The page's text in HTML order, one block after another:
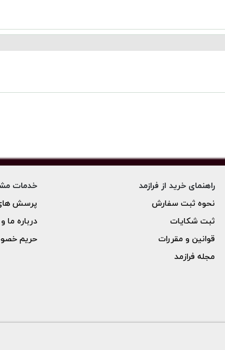
راهنمای خرید از فرازمد
نحوه ثبت سفارش
ثبت شکایات
قوانین و مقررات
مجله فرازمد
خدمات
پرسش
درباره ما
حریم